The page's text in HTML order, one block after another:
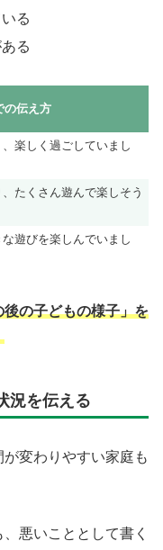
る
る
の伝え方
楽しく過ごしていまし
たくさん遊んで楽しそう
遊びを楽しんでいまし
の子どもの様子」を
況を伝える
変わりやすい家庭も
悪いこととして書く